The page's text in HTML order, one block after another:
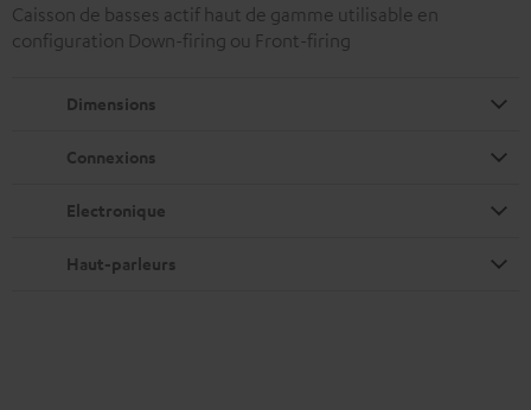
Caisson de basses actif haut de gamme utilisable en
configuration Down-firing ou Front-firing
Dimensions
Connexions
Electronique
Haut-parleurs